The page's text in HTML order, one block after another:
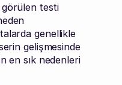
testi
genellikle
gelişmesinde
en sık nedenleri